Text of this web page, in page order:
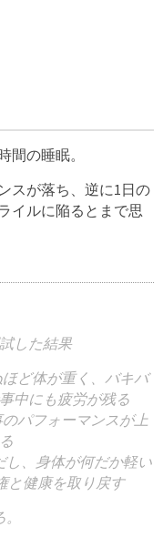
間の睡眠。
スが落ち、逆に1日の
イルに陥るとまで思
した結果
ど体が重く、バキバ
中にも疲労が残る
パフォーマンスが上
し、身体が何だか軽い
と健康を取り戻す